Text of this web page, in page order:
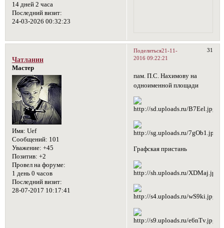
14 дней 2 часа
Последний визит:
24-03-2026 00:32:23
Поделиться 31
21-11-
2016 09:22:21
Чатланин
Мастер
Имя: Uef
Сообщений: 101
Уважение: +45
Позитив: +2
Провел на форуме:
1 день 0 часов
Последний визит:
28-07-2017 10:17:41
пам. П.С. Нахимову на
одноименной площади
Графская пристань